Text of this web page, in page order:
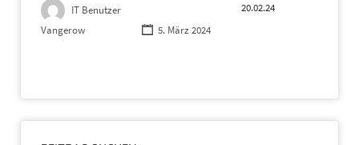
IT Benutzer
Vangerow
5. März 2024
20.02.24